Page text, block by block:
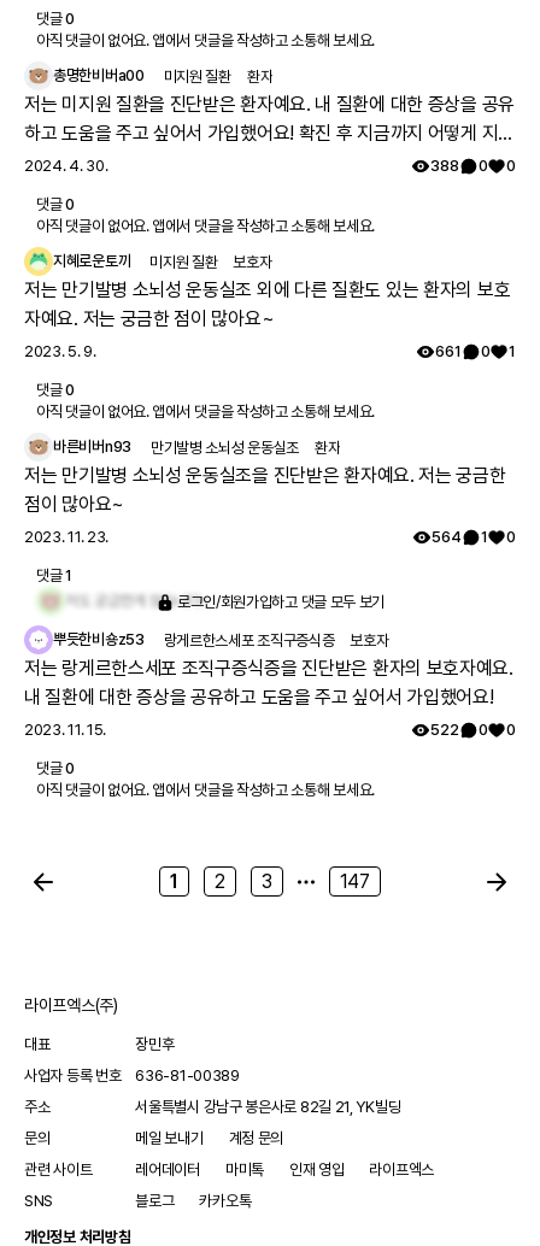
댓글0
아직 댓글이 없어요. 앱에서 댓글을 작성하고 소통해 보세요.
총명한비버a00
미지원 질환 환자
저는 미지원 질환을 진단받은 환자예요. 내 질환에 대한 증상을 공유
하고 도움을 주고 싶어서 가입했어요! 확진 후 지금까지 어떻게 지내
는지 궁금해요 🔍
2024. 4. 30. 388 0 0
댓글0
아직 댓글이 없어요. 앱에서 댓글을 작성하고 소통해 보세요.
지혜로운토끼
미지원 질환 보호자
저는 만기발병 소뇌성 운동실조 외에 다른 질환도 있는 환자의 보호
자예요. 저는 궁금한 점이 많아요~
2023. 5. 9. 661 0 1
댓글0
아직 댓글이 없어요. 앱에서 댓글을 작성하고 소통해 보세요.
바른비버n93
만기발병 소뇌성 운동실조 환자
저는 만기발병 소뇌성 운동실조을 진단받은 환자예요. 저는 궁금한
점이 많아요~
2023. 11. 23. 564 1 0
댓글1
저도 궁금한게 많습니다~로그인/회원가입하고 댓글 모두 보기
뿌듯한비숑z53 랑게르한스세포 조직구증식증 보호자
저는 랑게르한스세포 조직구증식증을 진단받은 환자의 보호자예요.
내 질환에 대한 증상을 공유하고 도움을 주고 싶어서 가입했어요!
2023. 11. 15. 522 0 0
댓글0
아직 댓글이 없어요. 앱에서 댓글을 작성하고 소통해 보세요.
1 2 3 147
라이프엑스(주)
대표
장민후
사업자 등록 번호
636-81-00389
주소
서울특별시 강남구 봉은사로 82길 21, YK빌딩
문의
메일 보내기
계정 문의
관련 사이트
레어데이터 마미톡 인재 영입
라이프엑스
SNS
블로그
카카오톡
개인정보 처리방침